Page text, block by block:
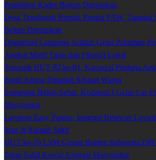
Pemilihan Kades Belum Ditetapkan
Desa Tengkujuh Bentuk Panitia PAW, Tanggal
Belum Ditetapkan
Disparbud Lampung Selatan Gelar Pelatihan
Angkat Motif Tapis dan Filosofi Lokal
Semarak HUT RI ke-81, Karnaval Perdana
Bumi Agung Dipadati Ribuan Warga
Semangat Hidup Sehat, Kodaeral I Gelar Car
Masyarakat
Layanan Eazy Paspor, Imigrasi Belawan
Inap di Rumah Sakit
HUT ke-16 LSM Geram Banten Indonesia
Tetap Solid Kawal Aspirasi Masyarakat